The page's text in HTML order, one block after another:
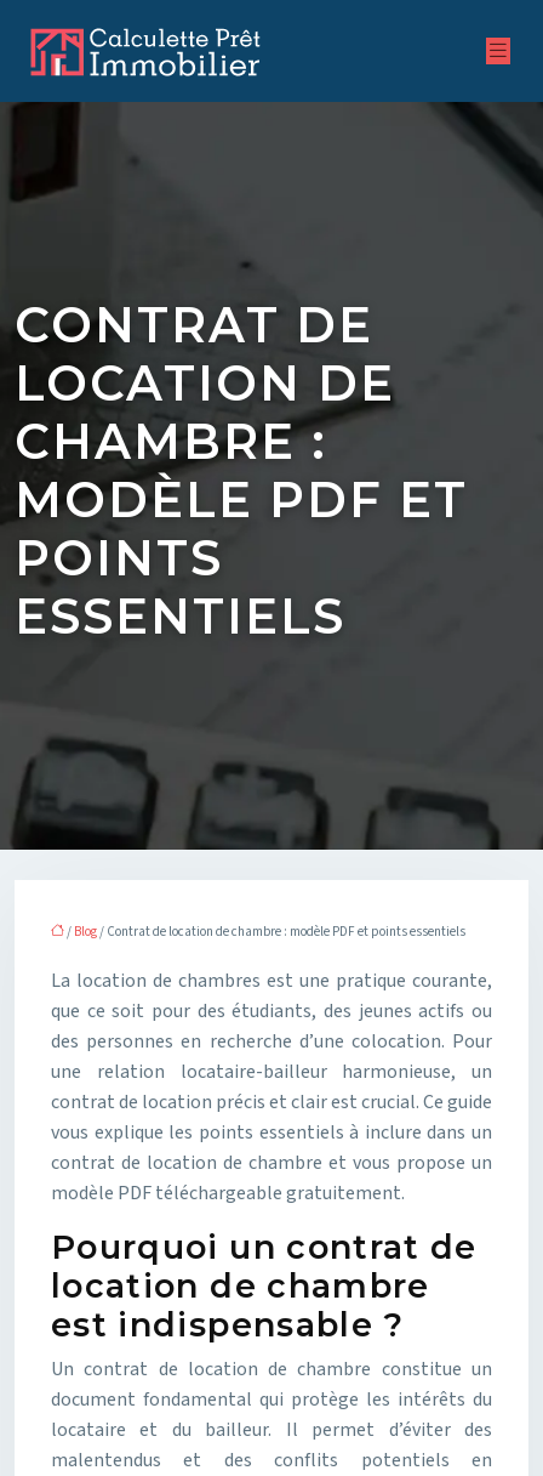
CONTRAT DE
LOCATION DE
CHAMBRE :
MODÈLE PDF ET
POINTS
ESSENTIELS
/ Blog/ Contrat de location de chambre : modèle PDF et points essentiels
La location de chambres est une pratique courante,
que ce soit pour des étudiants, des jeunes actifs ou
des personnes en recherche d’une colocation. Pour
une relation locataire-bailleur harmonieuse, un
contrat de location précis et clair est crucial. Ce guide
vous explique les points essentiels à inclure dans un
contrat de location de chambre et vous propose un
modèle PDF téléchargeable gratuitement.
Pourquoi un contrat de
location de chambre
est indispensable ?
Un contrat de location de chambre constitue un
document fondamental qui protège les intérêts du
locataire et du bailleur. Il permet d’éviter des
malentendus et des conflits potentiels en